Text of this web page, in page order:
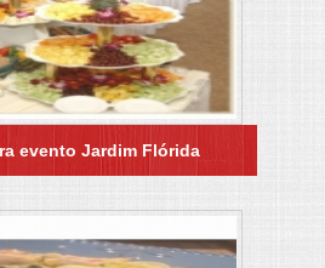
evento Jardim Flórida